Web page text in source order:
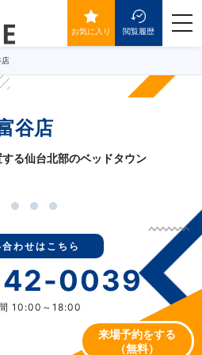
toggle
お気に入り 閲覧履歴
店
谷店
る仙台北部のベッドタウン
わせはこちら
0039
10:00～18:00
来場予約をする
（無料）